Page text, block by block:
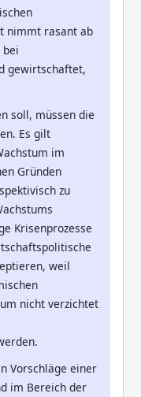
nimmt rasant ab
bei
gewirtschaftet,
soll, müssen die
Es gilt
im
Gründen
zu
Krisenprozesse
weil
nicht verzichtet
Vorschläge einer
im Bereich der